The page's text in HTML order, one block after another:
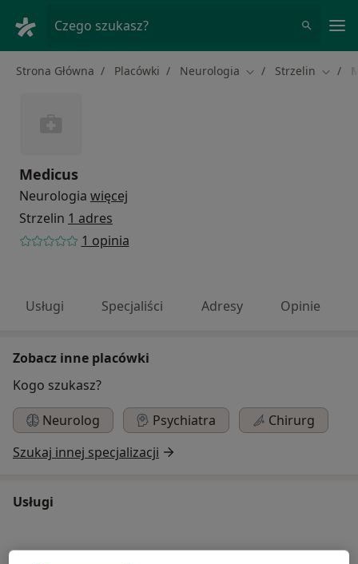
Czego szukasz?
Strona Główna Placówki Neurologia Zmień miasto
Strzelin
Medicus
Neurologia więcej
Strzelin 1 adres
1 opinia
Usługi Specjaliści Adresy Opinie
Zobacz inne placówki
Kogo szukasz?
Neurolog
Psychiatra
Chirurg
Szukaj innej specjalizacji
Usługi